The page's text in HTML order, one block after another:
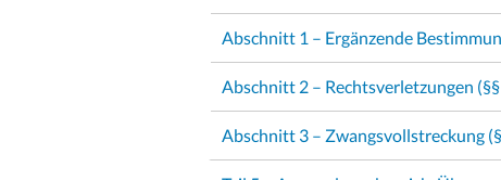
Abschnitt 1 – Ergänzende
Abschnitt 2 – Rechtsverletzungen
Abschnitt 3 – Zwangsvollstreckung